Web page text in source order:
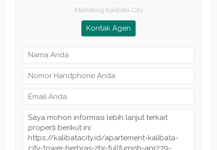
Marketing Kalibata City
Kontak Agen